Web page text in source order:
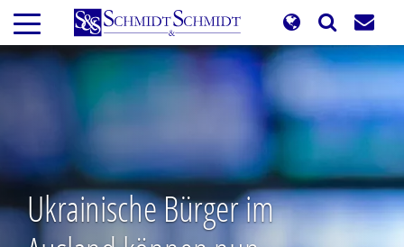
Direkt
zum
Inhalt
Ukrainische Bürger im